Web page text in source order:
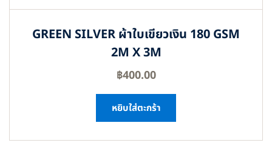
GREEN SILVER ผ้าใบเขียวเงิน 180 GSM
2M X 3M
฿400.00
หยิบใส่ตะกร้า